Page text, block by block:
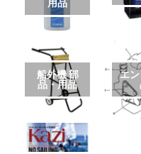
用品
船外機 部
品・用品
エ